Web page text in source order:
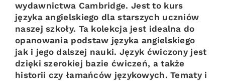
wydawnictwa Cambridge. Jest to kurs
języka angielskiego dla starszych uczniów
naszej szkoły. Ta kolekcja jest idealna do
opanowania podstaw języka angielskiego
jak i jego dalszej nauki. Język ćwiczony jest
dzięki szerokiej bazie ćwiczeń, a także
historii czy łamańców językowych. Tematy i